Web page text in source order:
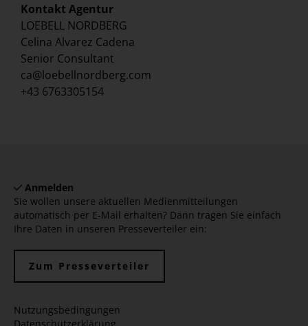
Kontakt Agentur
LOEBELL NORDBERG
Celina Alvarez Cadena
Senior Consultant
ca@loebellnordberg.com
+43 6763305154
Anmelden
Sie wollen unsere aktuellen Medienmitteilungen
automatisch per E-Mail erhalten? Dann tragen Sie einfach
Ihre Daten in unseren Presseverteiler ein:
Zum Presseverteiler
Nutzungsbedingungen